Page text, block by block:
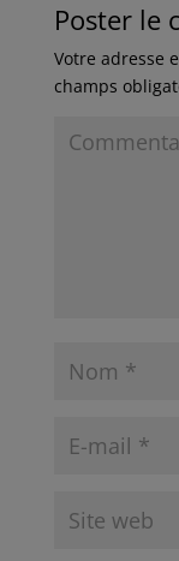
Poster le
Votre adresse
champs